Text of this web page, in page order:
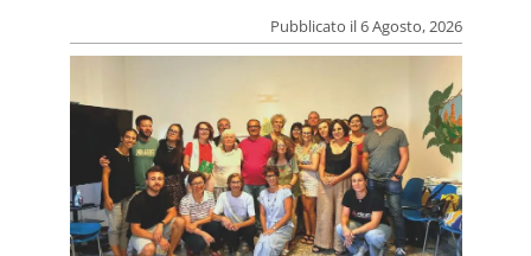
Pubblicato il 6 Agosto, 2026